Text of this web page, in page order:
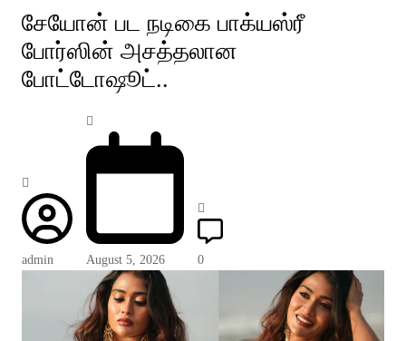
சேயோன் பட நடிகை பாக்யஸ்ரீ
போர்ஸின் அசத்தலான
போட்டோஷூட்..
admin August 5, 2026 0